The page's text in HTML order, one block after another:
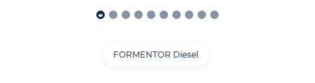
FORMENTOR Diesel